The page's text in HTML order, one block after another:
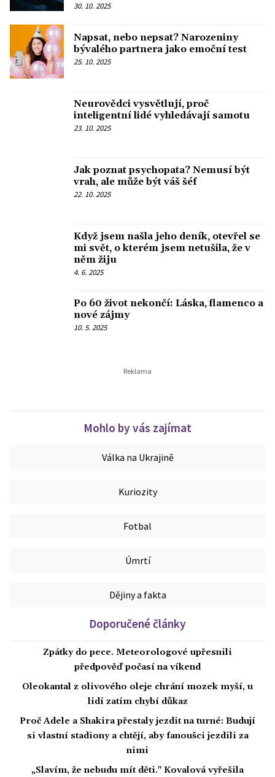
30. 10. 2025
Napsat, nebo nepsat? Narozeniny
bývalého partnera jako emoční test
25. 10. 2025
Neurovědci vysvětlují, proč
inteligentní lidé vyhledávají samotu
23. 10. 2025
Jak poznat psychopata? Nemusí být
vrah, ale může být váš šéf
22. 10. 2025
Když jsem našla jeho deník, otevřel se
mi svět, o kterém jsem netušila, že v
něm žiju
4. 6. 2025
Po 60 život nekončí: Láska, flamenco a
nové zájmy
10. 5. 2025
Mohlo by vás zajímat
Válka na Ukrajině
Kuriozity
Fotbal
Úmrtí
Dějiny a fakta
Doporučené články
Zpátky do pece. Meteorologové upřesnili
předpověď počasí na víkend
Oleokantal z olivového oleje chrání mozek myší, u
lidí zatím chybí důkaz
Proč Adele a Shakira přestaly jezdit na turné: Budují
si vlastní stadiony a chtějí, aby fanoušci jezdili za
nimi
„Slavím, že nebudu mít děti." Kovalová vyřešila